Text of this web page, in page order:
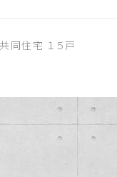
住宅 １５戸